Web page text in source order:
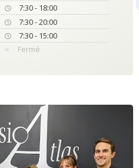
7:30 - 18:00
7:30 - 20:00
7:30 - 15:00
Fermé